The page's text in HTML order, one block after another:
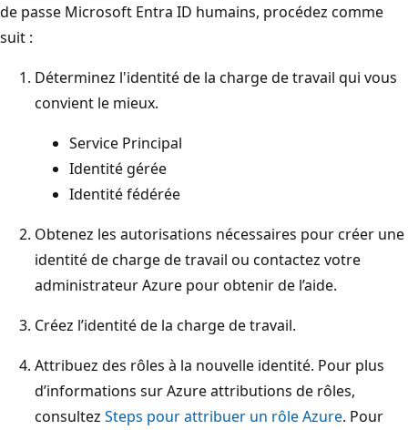
de passe Microsoft Entra ID humains, procédez comme
suit :
Déterminez l'identité de la charge de travail qui vous
convient le mieux.
Service Principal
Identité gérée
Identité fédérée
Obtenez les autorisations nécessaires pour créer une
identité de charge de travail ou contactez votre
administrateur Azure pour obtenir de l’aide.
Créez l’identité de la charge de travail.
Attribuez des rôles à la nouvelle identité. Pour plus
d’informations sur Azure attributions de rôles,
consultez Steps pour attribuer un rôle Azure. Pour